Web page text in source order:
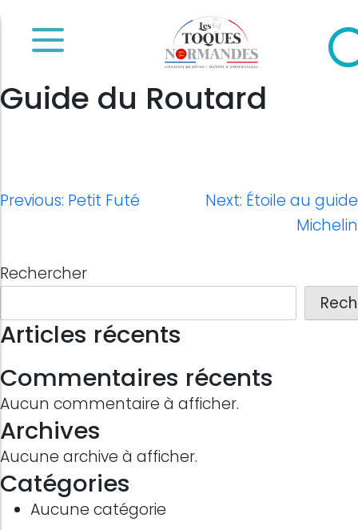
Guide du Routard
Navigation
Previous: Petit Futé Next: Étoile au guide
Michelin
Rechercher
Articles récents
Commentaires récents
Aucun commentaire à afficher.
Archives
Aucune archive à afficher.
Catégories
Aucune catégorie